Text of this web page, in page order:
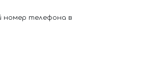
номер телефона в